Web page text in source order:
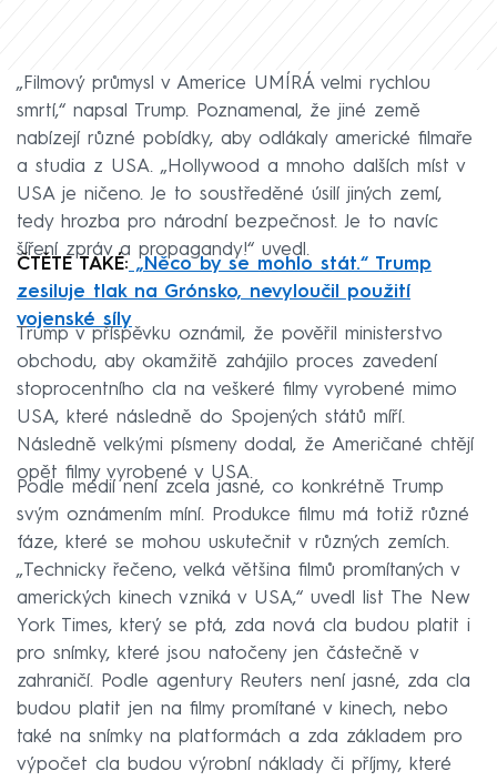
„Filmový průmysl v Americe UMÍRÁ velmi rychlou
smrtí,“ napsal Trump. Poznamenal, že jiné země
nabízejí různé pobídky, aby odlákaly americké filmaře
a studia z USA. „Hollywood a mnoho dalších míst v
USA je ničeno. Je to soustředěné úsilí jiných zemí,
tedy hrozba pro národní bezpečnost. Je to navíc
šíření zpráv a propagandy!“ uvedl.
ČTĚTE TAKÉ: „Něco by se mohlo stát.“ Trump
zesiluje tlak na Grónsko, nevyloučil použití
vojenské síly
Trump v příspěvku oznámil, že pověřil ministerstvo
obchodu, aby okamžitě zahájilo proces zavedení
stoprocentního cla na veškeré filmy vyrobené mimo
USA, které následně do Spojených států míří.
Následně velkými písmeny dodal, že Američané chtějí
opět filmy vyrobené v USA.
Podle médií není zcela jasné, co konkrétně Trump
svým oznámením míní. Produkce filmu má totiž různé
fáze, které se mohou uskutečnit v různých zemích.
„Technicky řečeno, velká většina filmů promítaných v
amerických kinech vzniká v USA,“ uvedl list The New
York Times, který se ptá, zda nová cla budou platit i
pro snímky, které jsou natočeny jen částečně v
zahraničí. Podle agentury Reuters není jasné, zda cla
budou platit jen na filmy promítané v kinech, nebo
také na snímky na platformách a zda základem pro
výpočet cla budou výrobní náklady či příjmy, které